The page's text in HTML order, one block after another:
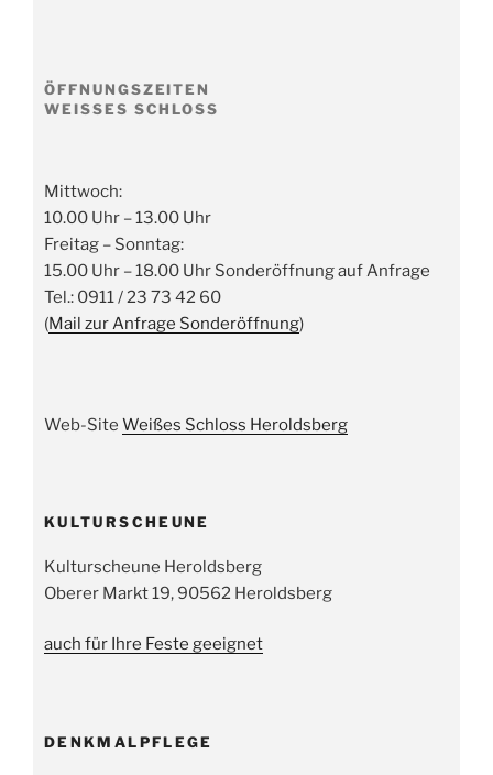
ÖFFNUNGSZEITEN
WEISSES SCHLOSS
Mittwoch:
10.00 Uhr – 13.00 Uhr
Freitag – Sonntag:
15.00 Uhr – 18.00 Uhr Sonderöffnung auf Anfrage
Tel.: 0911 / 23 73 42 60
(Mail zur Anfrage Sonderöffnung)
Web-Site Weißes Schloss Heroldsberg
KULTURSCHEUNE
Kulturscheune Heroldsberg
Oberer Markt 19, 90562 Heroldsberg
auch für Ihre Feste geeignet
DENKMALPFLEGE